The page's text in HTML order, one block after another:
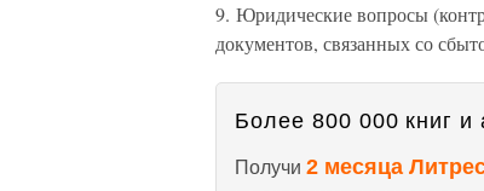
9. Юридические вопросы
документов, связанных со
Более 800 000 книг и
Получи 2 месяца